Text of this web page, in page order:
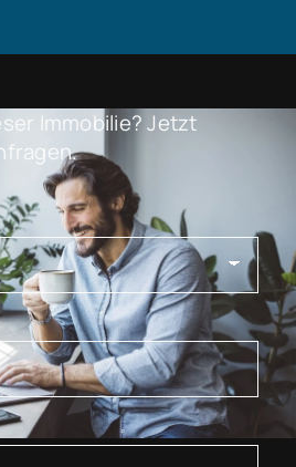
Immobilie? Jetzt